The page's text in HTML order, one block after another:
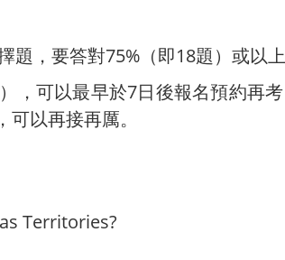
，要答對75%（即18題）或以上
，可以最早於7日後報名預約再
以再接再厲。
Territories?